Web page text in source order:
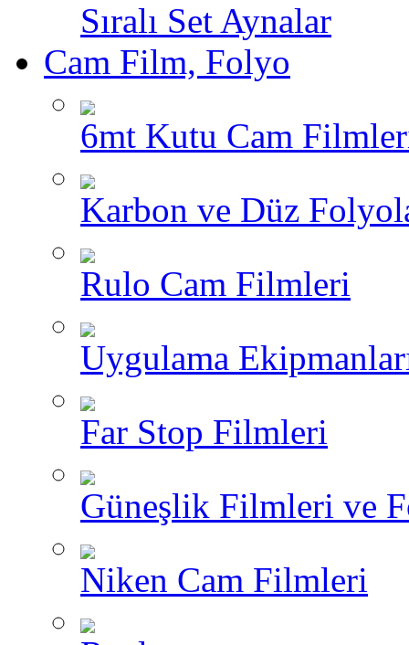
Sıralı Set Aynalar
Cam Film, Folyo
6mt Kutu Cam
Karbon ve Düz
Rulo Cam Filmleri
Uygulama
Far Stop Filmleri
Güneşlik Filmleri ve
Niken Cam Filmleri